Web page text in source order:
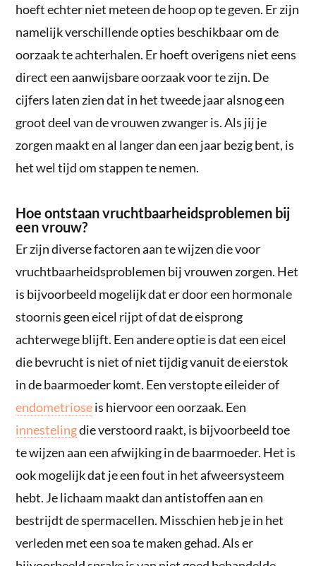
hoeft echter niet meteen de hoop op te geven. Er zijn
namelijk verschillende opties beschikbaar om de
oorzaak te achterhalen. Er hoeft overigens niet eens
direct een aanwijsbare oorzaak voor te zijn. De
cijfers laten zien dat in het tweede jaar alsnog een
groot deel van de vrouwen zwanger is. Als jij je
zorgen maakt en al langer dan een jaar bezig bent, is
het wel tijd om stappen te nemen.
Hoe ontstaan vruchtbaarheidsproblemen bij
een vrouw?
Er zijn diverse factoren aan te wijzen die voor
vruchtbaarheidsproblemen bij vrouwen zorgen. Het
is bijvoorbeeld mogelijk dat er door een hormonale
stoornis geen eicel rijpt of dat de eisprong
achterwege blijft. Een andere optie is dat een eicel
die bevrucht is niet of niet tijdig vanuit de eierstok
in de baarmoeder komt. Een verstopte eileider of
endometrioseis hiervoor een oorzaak. Een
innestelingdie verstoord raakt, is bijvoorbeeld toe
te wijzen aan een afwijking in de baarmoeder. Het is
ook mogelijk dat je een fout in het afweersysteem
hebt. Je lichaam maakt dan antistoffen aan en
bestrijdt de spermacellen. Misschien heb je in het
verleden met een soa te maken gehad. Als er